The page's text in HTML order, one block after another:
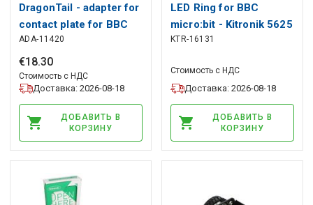
DragonTail - adapter for
contact plate for BBC
micro:bit - Adafruit
3695
ADA-11420
€18.30
Стоимость с НДС
Доставка: 2026-08-18
ДОБАВИТЬ В
КОРЗИНУ
LED Ring for BBC
micro:bit - Kitronik 5625
KTR-16131
Стоимость с НДС
Доставка: 2026-08-18
ДОБАВИТЬ В
КОРЗИНУ